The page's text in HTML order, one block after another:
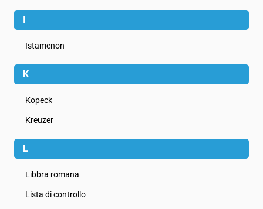
I
Istamenon
K
Kopeck
Kreuzer
L
Libbra romana
Lista di controllo